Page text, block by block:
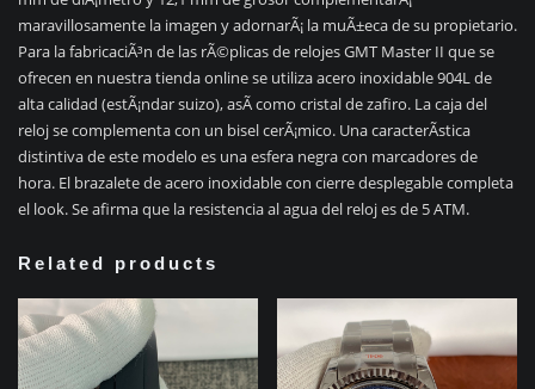
maravillosamente la imagen y adornarÃ¡ la muÃ±eca de su propietario.
Para la fabricaciÃ³n de las rÃ©plicas de relojes GMT Master II que se
ofrecen en nuestra tienda online se utiliza acero inoxidable 904L de
alta calidad (estÃ¡ndar suizo), asÃ­ como cristal de zafiro. La caja del
reloj se complementa con un bisel cerÃ¡mico. Una caracterÃ­stica
distintiva de este modelo es una esfera negra con marcadores de
hora. El brazalete de acero inoxidable con cierre desplegable completa
el look. Se afirma que la resistencia al agua del reloj es de 5 ATM.
Related products